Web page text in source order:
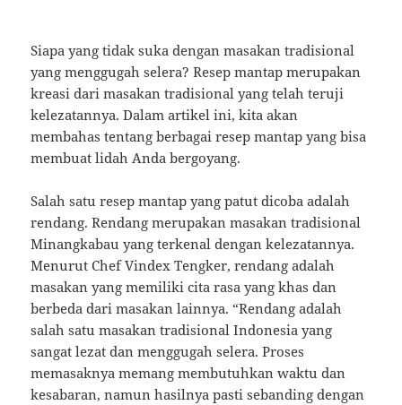
Siapa yang tidak suka dengan masakan tradisional
yang menggugah selera? Resep mantap merupakan
kreasi dari masakan tradisional yang telah teruji
kelezatannya. Dalam artikel ini, kita akan
membahas tentang berbagai resep mantap yang bisa
membuat lidah Anda bergoyang.
Salah satu resep mantap yang patut dicoba adalah
rendang. Rendang merupakan masakan tradisional
Minangkabau yang terkenal dengan kelezatannya.
Menurut Chef Vindex Tengker, rendang adalah
masakan yang memiliki cita rasa yang khas dan
berbeda dari masakan lainnya. “Rendang adalah
salah satu masakan tradisional Indonesia yang
sangat lezat dan menggugah selera. Proses
memasaknya memang membutuhkan waktu dan
kesabaran, namun hasilnya pasti sebanding dengan